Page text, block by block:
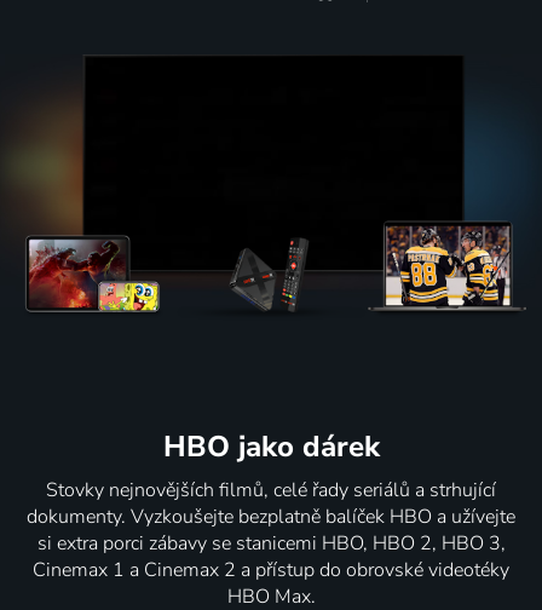
HBO jako dárek
Stovky nejnovějších filmů, celé řady seriálů a strhující
dokumenty. Vyzkoušejte bezplatně balíček HBO a užívejte
si extra porci zábavy se stanicemi HBO, HBO 2, HBO 3,
Cinemax 1 a Cinemax 2 a přístup do obrovské videotéky
HBO Max.